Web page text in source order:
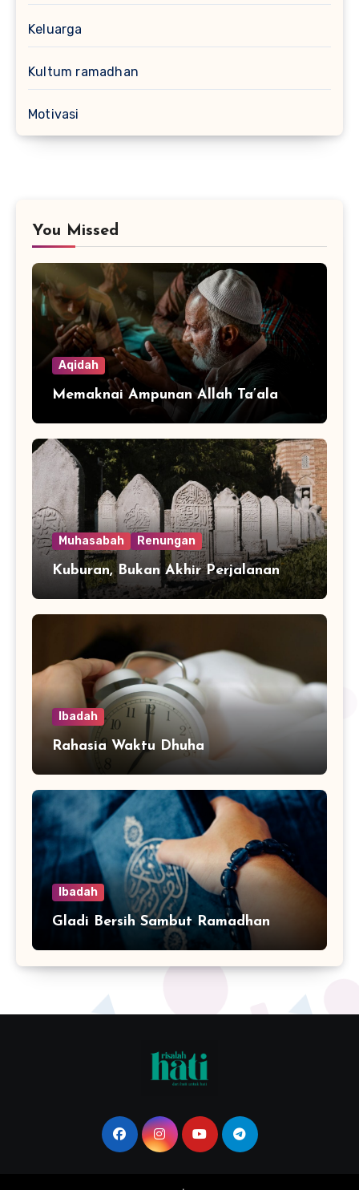
Keluarga
Kultum ramadhan
Motivasi
You Missed
Aqidah
Memaknai Ampunan Allah Ta’ala
Muhasabah Renungan
Kuburan, Bukan Akhir Perjalanan
Ibadah
Rahasia Waktu Dhuha
Ibadah
Gladi Bersih Sambut Ramadhan